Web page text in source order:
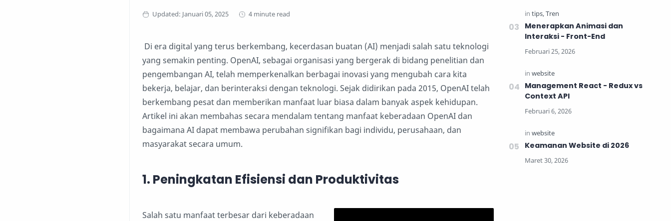
4 minute read
Di era digital yang terus berkembang, kecerdasan buatan (AI) menjadi salah satu teknologi
yang semakin penting. OpenAI, sebagai organisasi yang bergerak di bidang penelitian dan
pengembangan AI, telah memperkenalkan berbagai inovasi yang mengubah cara kita
bekerja, belajar, dan berinteraksi dengan teknologi. Sejak didirikan pada 2015, OpenAI telah
berkembang pesat dan memberikan manfaat luar biasa dalam banyak aspek kehidupan.
Artikel ini akan membahas secara mendalam tentang manfaat keberadaan OpenAI dan
bagaimana AI dapat membawa perubahan signifikan bagi individu, perusahaan, dan
masyarakat secara umum.
1. Peningkatan Efisiensi dan Produktivitas
Salah satu manfaat terbesar dari keberadaan
Menerapkan Animasi dan
Interaksi - Front-End
Management React - Redux vs
Context API
Keamanan Website di 2026